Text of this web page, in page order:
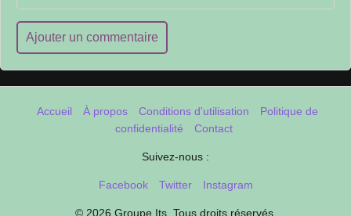
Ajouter un commentaire
Accueil À propos Conditions d'utilisation
Politique de
confidentialité
Contact
Suivez-nous :
Facebook Twitter Instagram
© 2026 Groupe Its. Tous droits réservés.